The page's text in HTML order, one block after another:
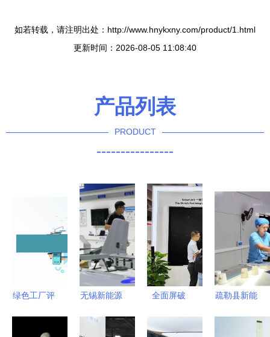
如若转载，请注明出处：http://www.hnykxny.com/product/1.html
更新时间：2026-08-05 11:08:40
产品列表
PRODUCT
----------------
绿色工厂评
源技术研发
无锡新能源
会引领新兴
全面屏破
立足 大恒
疏勒县新能